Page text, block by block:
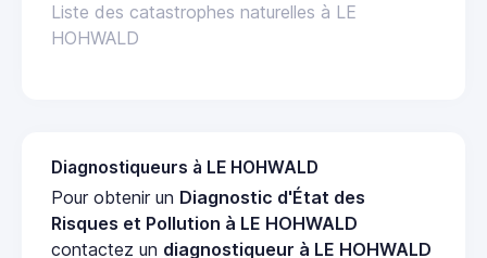
Liste des catastrophes naturelles à LE
HOHWALD
Diagnostiqueurs à LE HOHWALD
Pour obtenir un Diagnostic d'État des
Risques et Pollution à LE HOHWALD
contactez un diagnostiqueur à LE HOHWALD